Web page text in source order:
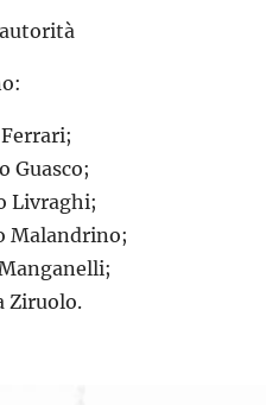
Guasco;
Livraghi;
Malandrino;
Ziruolo.